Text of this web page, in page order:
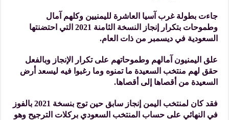
جاءت بطولة غرب آسيا العاشرة لليمنيين وكلهم آمال
وطموحات بتكرار إنجاز النسخة الثامنة 2021 التي احتضنتها
السعودية في ديسمبر من ذات العام.
علق اليمنيون آمالهم وطموحاتهم على تكرار الإنجاز وبالفعل
حقق لهم منتخب السعيدة ما تمنوه وما رغبوا فيه ليسعد أرض
السعيدة من أقصاها إلى أقصاها.
فقد كان لمنتخب اليمن إنجاز سابق حين توج بنسخة 2021 بالفوز
في النهائي على حساب المنتخب السعودي بركلات الترجيح وهو